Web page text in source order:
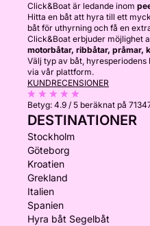
Click&Boat är ledande inom
Hitta en båt att hyra till ett
båt för uthyrning och få en
Click&Boat erbjuder möjlighet
motorbåtar, ribbåtar, pråmar,
Välj typ av båt,
via vår plattform.
KUNDRECENSIONER
Betyg: 4.9 / 5 beräknat på
DESTINATIONER
Stockholm
Göteborg
Kroatien
Grekland
Italien
Spanien
Hyra båt Segelbåt